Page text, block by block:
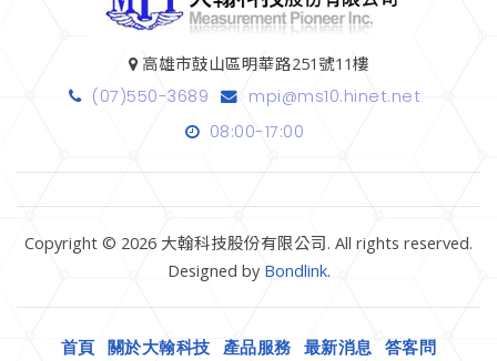
高雄市鼓山區明華路251號11樓
(07)550-3689
mpi@ms10.hinet.net
08:00-17:00
Copyright © 2026 大翰科技股份有限公司. All rights reserved.
Designed by Bondlink.
首頁 關於大翰科技 產品服務 最新消息 答客問